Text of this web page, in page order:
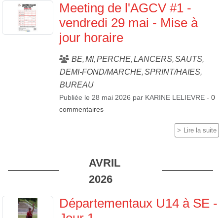
Meeting de l'AGCV #1 -
vendredi 29 mai - Mise à
jour horaire
BE MI PERCHE LANCERS SAUTS
DEMI-FOND/MARCHE SPRINT/HAIES
BUREAU
Publiée le 28 mai 2026 par KARINE LELIEVRE - 0
commentaires
Lire la suite
AVRIL
2026
Départementaux U14 à SE -